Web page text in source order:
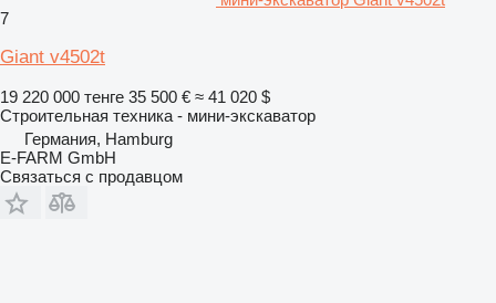
7
Giant v4502t
19 220 000 тенге 35 500 € ≈ 41 020 $
Строительная техника - мини-экскаватор
Германия, Hamburg
E-FARM GmbH
Связаться с продавцом